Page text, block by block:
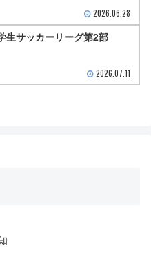
2026.06.28
生サッカーリーグ第2部
2026.07.11